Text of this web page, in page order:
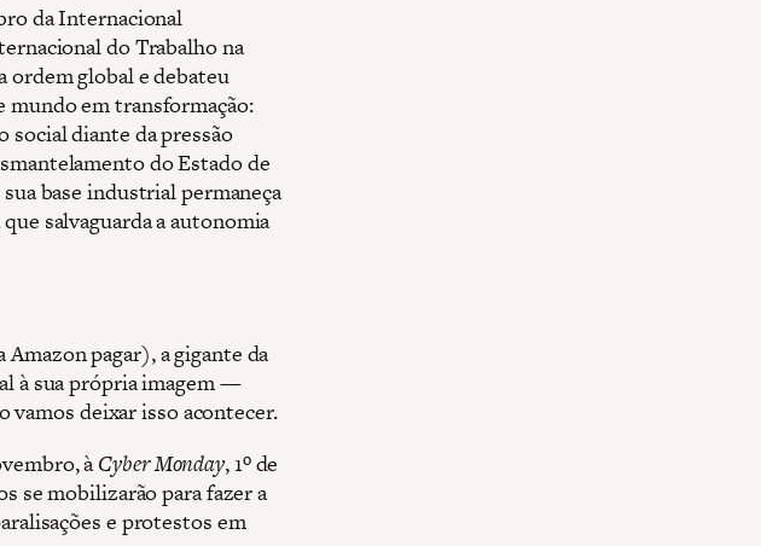
da Internacional
do Trabalho na
ordem global e debateu
mundo em transformação:
diante da pressão
do Estado de
base industrial permaneça
salvaguarda a autonomia
Amazon pagar), a gigante da
à sua própria imagem —
deixar isso acontecer.
àCyber ​​Monday, 1º de
se mobilizarão para fazer a
e protestos em